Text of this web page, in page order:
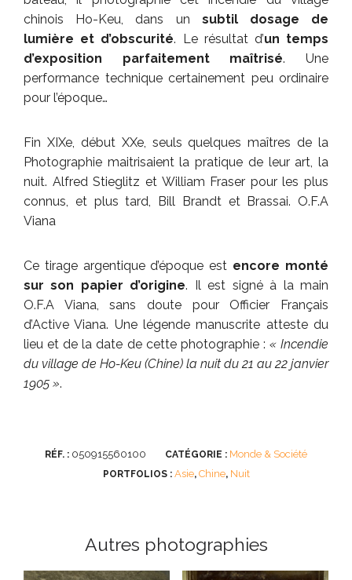
chinois Ho-Keu, dans un subtil dosage de
lumière et d’obscurité. Le résultat d’un temps
d’exposition parfaitement maîtrisé. Une
performance technique certainement peu ordinaire
pour l’époque…
Fin XIXe, début XXe, seuls quelques maîtres de la
Photographie maitrisaient la pratique de leur art, la
nuit. Alfred Stieglitz et William Fraser pour les plus
connus, et plus tard, Bill Brandt et Brassai. O.F.A
Viana
Ce tirage argentique d’époque est encore monté
sur son papier d’origine. Il est signé à la main
O.F.A Viana, sans doute pour Officier Français
d’Active Viana. Une légende manuscrite atteste du
lieu et de la date de cette photographie : « Incendie
du village de Ho-Keu (Chine) la nuit du 21 au 22 janvier
1905 ».
RÉF. : 050915560100 CATÉGORIE : Monde & Société
PORTFOLIOS : Asie, Chine, Nuit
Autres photographies